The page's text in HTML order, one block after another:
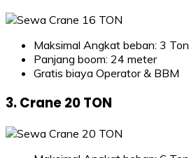
Maksimal Angkat beban: 3 Ton
Panjang boom: 24 meter
Gratis biaya Operator & BBM
3. Crane 20 TON